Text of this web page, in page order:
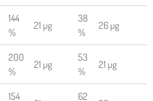
144
%
21 µg
38
%
26 µg
200
%
21 µg
53
%
21 µg
154
62